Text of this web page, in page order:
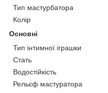
Тип мастурбатора
Колір
Основні
Тип інтимної іграшки
Стать
Водостійкість
Рельєф мастуратора